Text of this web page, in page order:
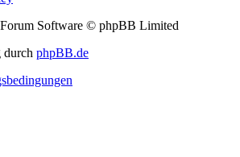
Software © phpBB Limited
durch phpBB.de